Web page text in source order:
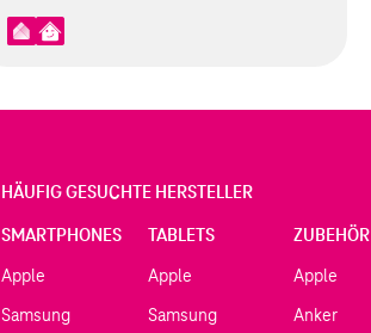
HÄUFIG GESUCHTE HERSTELLER
SMARTPHONES
Apple
Samsung
TABLETS
Apple
Samsung
ZUBEHÖR
Apple
Anker